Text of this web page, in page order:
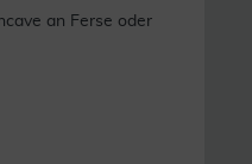
an Ferse oder